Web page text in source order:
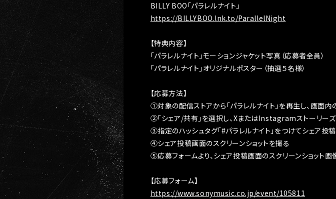
BILLY BOO「パラレルナイト」
https://BILLYBOO.lnk.to/ParallelNight
【特典内容】
「パラレルナイト」モーションジャケット写真（応募者全員）
「パラレルナイト」オリジナルポスター（抽選５名様）
【応募方法】
①対象の配信ストアから「パラレルナイト」を再生し、画面内の
②「シェア/共有」を選択し、XまたはInstagramストーリー
③指定のハッシュタグ「#パラレルナイト」をつけてシェア投稿
④シェア投稿画面のスクリーンショットを撮る
⑤応募フォームより、シェア投稿画面のスクリーンショット
【応募フォーム】
https://www.sonymusic.co.jp/event/105811